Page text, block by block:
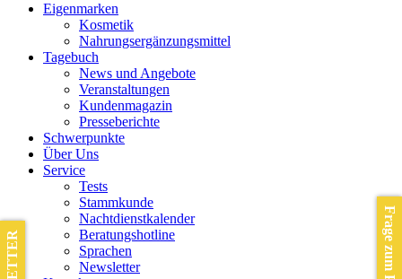
Eigenmarken
Kosmetik
Nahrungsergänzungsmittel
Tagebuch
News und Angebote
Veranstaltungen
Kundenmagazin
Presseberichte
Schwerpunkte
Über Uns
Service
Tests
Stammkunde
Nachtdienstkalender
Beratungshotline
Sprachen
Newsletter